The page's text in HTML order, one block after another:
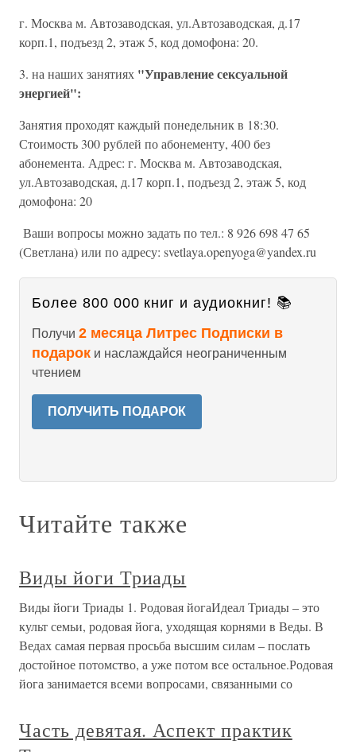
г. Москва м. Автозаводская, ул.Автозаводская, д.17
корп.1, подъезд 2, этаж 5, код домофона: 20.
3. на наших занятиях "Управление сексуальной
энергией":
Занятия проходят каждый понедельник в 18:30.
Стоимость 300 рублей по абонементу, 400 без
абонемента. Адрес: г. Москва м. Автозаводская,
ул.Автозаводская, д.17 корп.1, подъезд 2, этаж 5, код
домофона: 20
Ваши вопросы можно задать по тел.: 8 926 698 47 65
(Светлана) или по адресу: svetlaya.openyoga@yandex.ru
Более 800 000 книг и аудиокниг! 📚
Получи 2 месяца Литрес Подписки в
подарок и наслаждайся неограниченным
чтением
ПОЛУЧИТЬ ПОДАРОК
Читайте также
Виды йоги Триады
Виды йоги Триады 1. Родовая йогаИдеал Триады – это
культ семьи, родовая йога, уходящая корнями в Веды. В
Ведах самая первая просьба высшим силам – послать
достойное потомство, а уже потом все остальное.Родовая
йога занимается всеми вопросами, связанными со
Часть девятая. Аспект практик